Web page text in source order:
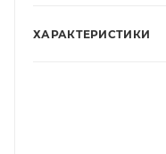
ХАРАКТЕРИСТИКИ